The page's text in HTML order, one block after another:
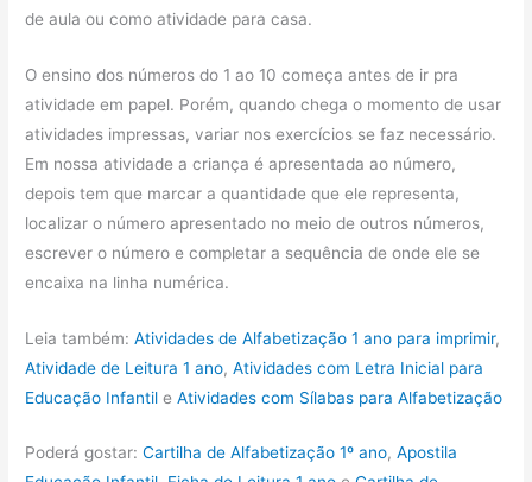
de aula ou como atividade para casa.
O ensino dos números do 1 ao 10 começa antes de ir pra
atividade em papel. Porém, quando chega o momento de usar
atividades impressas, variar nos exercícios se faz necessário.
Em nossa atividade a criança é apresentada ao número,
depois tem que marcar a quantidade que ele representa,
localizar o número apresentado no meio de outros números,
escrever o número e completar a sequência de onde ele se
encaixa na linha numérica.
Leia também:Atividades de Alfabetização 1 ano para imprimir,
Atividade de Leitura 1 ano,Atividades com Letra Inicial para
Educação Infantil eAtividades com Sílabas para Alfabetização
Poderá gostar:Cartilha de Alfabetização 1º ano,Apostila